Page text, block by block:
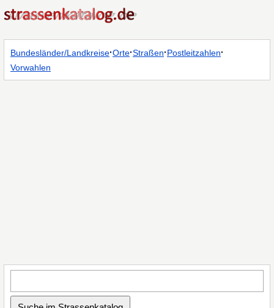
Bundesländer/Landkreise·Orte·Straßen·Postleitzahlen·
Vorwahlen